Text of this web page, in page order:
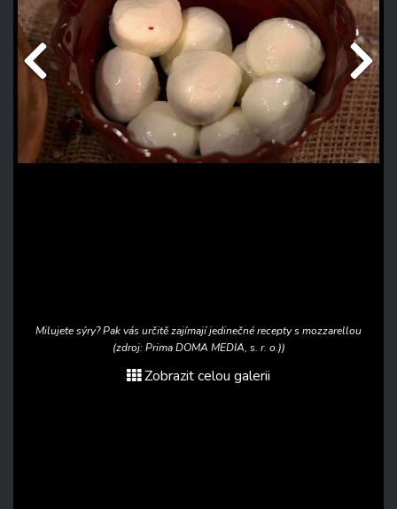
Milujete sýry? Pak vás určitě zajímají jedinečné recepty s mozzarellou
(zdroj: Prima DOMA MEDIA, s. r. o.))
Zobrazit celou galerii